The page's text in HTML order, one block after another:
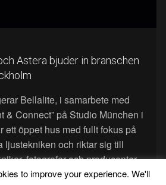
Astera bjuder in branschen
Bellalite, i samarbete med
& Connect” på Studio München i
ett öppet hus med fullt fokus på
ljustekniken och riktar sig till
fotografer och producenter.
to improve your experience. We'll